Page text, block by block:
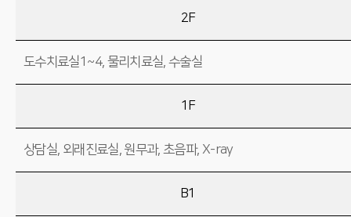
2F
도수치료실1~4, 물리치료실, 수술실
1F
상담실, 외래진료실, 원무과, 초음파, X-ray
B1